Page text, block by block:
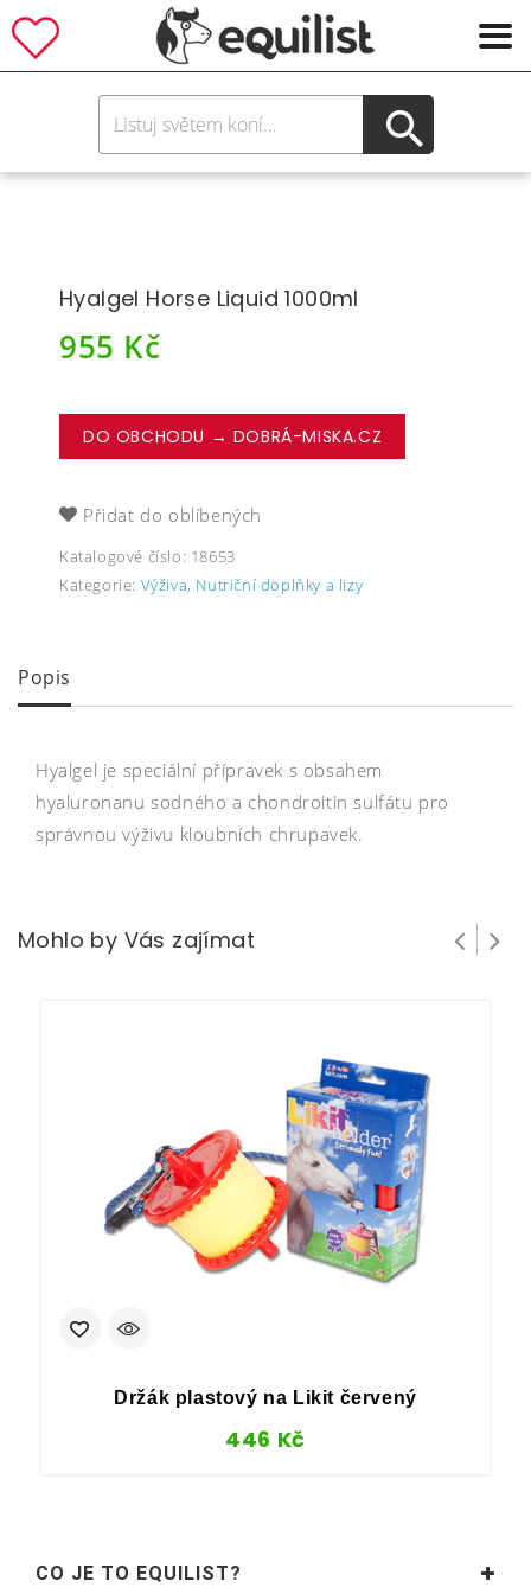
Hyalgel Horse Liquid 1000ml
955 Kč
DO OBCHODU → DOBRÁ-MISKA.CZ
Přidat do oblíbených
Katalogové číslo: 18653
Kategorie: Výživa, Nutriční doplňky a lizy
Popis
Hyalgel je speciální přípravek s obsahem
hyaluronanu sodného a chondroitin sulfátu pro
správnou výživu kloubních chrupavek.
Mohlo by Vás zajímat
Držák plastový na Likit červený
446 Kč
CO JE TO EQUILIST?